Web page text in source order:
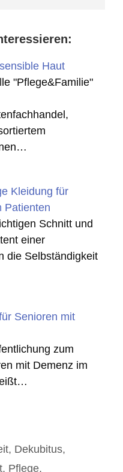
Haut
"Pflege&Familie"
Kleidung für
Patienten
Schnitt und
einer
die Selbständigkeit
Senioren mit
zum
mit Demenz im
, Dekubitus,
, Pflege,